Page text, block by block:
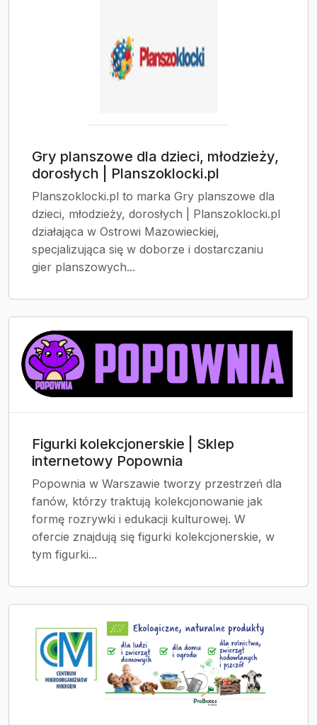
Gry planszowe dla dzieci, młodzieży,
dorosłych | Planszoklocki.pl
Planszoklocki.pl to marka Gry planszowe dla
dzieci, młodzieży, dorosłych | Planszoklocki.pl
działająca w Ostrowi Mazowieckiej,
specjalizująca się w doborze i dostarczaniu
gier planszowych...
Figurki kolekcjonerskie | Sklep
internetowy Popownia
Popownia w Warszawie tworzy przestrzeń dla
fanów, którzy traktują kolekcjonowanie jak
formę rozrywki i edukacji kulturowej. W
ofercie znajdują się figurki kolekcjonerskie, w
tym figurki...